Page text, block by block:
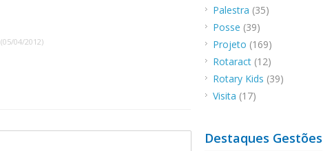
(05/04/2012)
Palestra (35)
Posse (39)
Projeto (169)
Rotaract (12)
Rotary Kids (39)
Visita (17)
Destaques Gestões